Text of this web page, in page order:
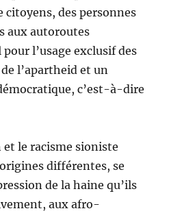
citoyens, des personnes
aux autoroutes
l’usage exclusif des
l’apartheid et un
c’est-à-dire
le racisme sioniste
différentes, se
de la haine qu’ils
aux afro-